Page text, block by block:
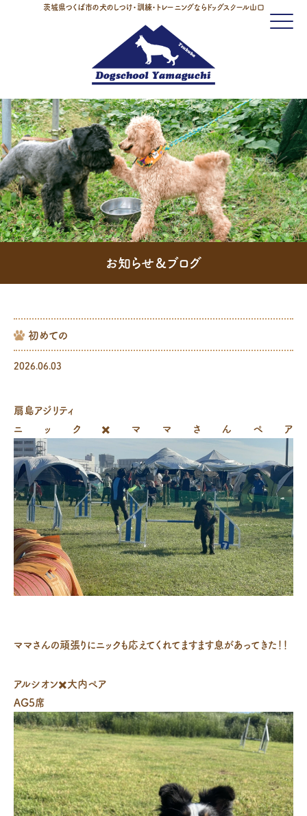
茨城県つくば市の犬のしつけ・訓練・トレーニングならドッグスクール山口
Click
お知らせ＆ブログ
初めての
2026.06.03
扇島アジリティ
ニック✖️ママさんペア
ママさんの頑張りにニックも応えてくれてますます息があってきた！！
アルシオン✖️大内ペア
AG5席